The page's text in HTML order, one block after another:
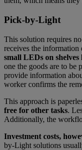
Pick-by-Light
This solution requires
receives the
small LEDs on
one the goods are to be
provide information
worker confirms the
This approach is
free for other tasks.
Additionally, the
Investment costs,
by-Light solutions